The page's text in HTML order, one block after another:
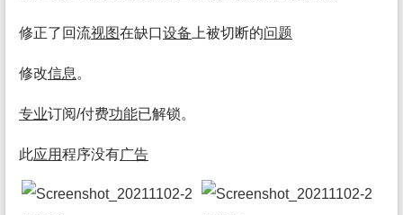
修正了回流视图在缺口设备 上被切断的问题
修改信息 。
专业订阅/付费功能已解锁。
此应用程序没有广告